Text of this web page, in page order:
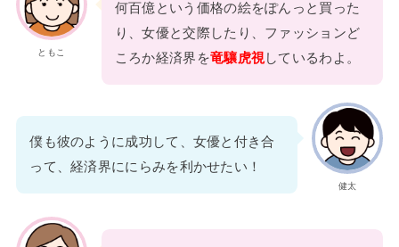
ともこ
何百億という価格の絵をぽんっと買った
り、女優と交際したり、ファッションど
ころか経済界を竜驤虎視しているわよ。
健太
僕も彼のように成功して、女優と付き合
って、経済界ににらみを利かせたい！